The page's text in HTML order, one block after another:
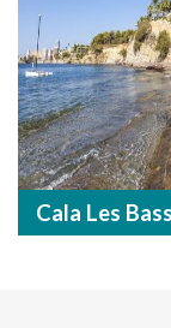
Cala Les